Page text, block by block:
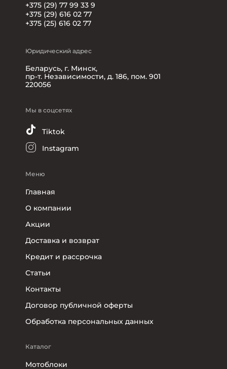
+375 (29) 77 99 33 9
+375 (29) 616 02 77
+375 (25) 616 02 77
Юридический адрес
Беларусь, г. Минск,
пр-т. Независимости, д. 186, пом. 901
220056
Мы в соцсетях
Tiktok
Instagram
Меню
Главная
О компании
Акции
Доставка и возврат
Кредит и рассрочка
Статьи
Контакты
Договор публичной оферты
Обработка персональных данных
Каталог
Мотоблоки